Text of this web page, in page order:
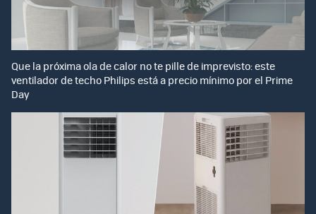
Que la próxima ola de calor no te pille de imprevisto: este
ventilador de techo Philips está a precio mínimo por el Prime
Day